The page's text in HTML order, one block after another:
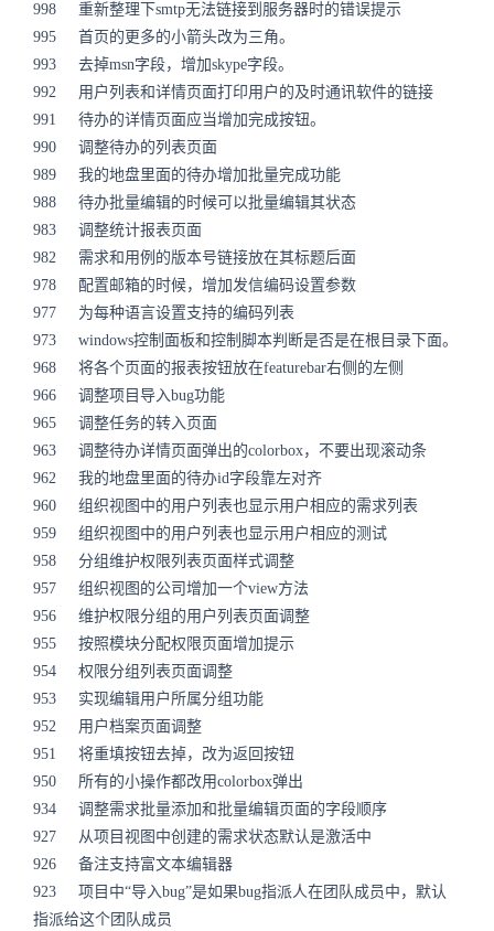
998 重新整理下smtp无法链接到服务器时的错误提示
995 首页的更多的小箭头改为三角。
993 去掉msn字段，增加skype字段。
992 用户列表和详情页面打印用户的及时通讯软件的链接
991 待办的详情页面应当增加完成按钮。
990 调整待办的列表页面
989 我的地盘里面的待办增加批量完成功能
988 待办批量编辑的时候可以批量编辑其状态
983 调整统计报表页面
982 需求和用例的版本号链接放在其标题后面
978 配置邮箱的时候，增加发信编码设置参数
977 为每种语言设置支持的编码列表
973 windows控制面板和控制脚本判断是否是在根目录下面。
968 将各个页面的报表按钮放在featurebar右侧的左侧
966 调整项目导入bug功能
965 调整任务的转入页面
963 调整待办详情页面弹出的colorbox，不要出现滚动条
962 我的地盘里面的待办id字段靠左对齐
960 组织视图中的用户列表也显示用户相应的需求列表
959 组织视图中的用户列表也显示用户相应的测试
958 分组维护权限列表页面样式调整
957 组织视图的公司增加一个view方法
956 维护权限分组的用户列表页面调整
955 按照模块分配权限页面增加提示
954 权限分组列表页面调整
953 实现编辑用户所属分组功能
952 用户档案页面调整
951 将重填按钮去掉，改为返回按钮
950 所有的小操作都改用colorbox弹出
934 调整需求批量添加和批量编辑页面的字段顺序
927 从项目视图中创建的需求状态默认是激活中
926 备注支持富文本编辑器
923 项目中“导入bug”是如果bug指派人在团队成员中，默认
指派给这个团队成员